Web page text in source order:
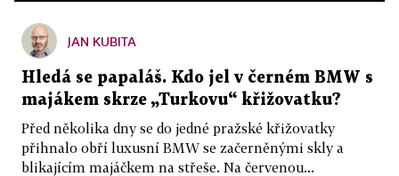
JAN KUBITA
Hledá se papaláš. Kdo jel v černém BMW s
majákem skrze „Turkovu“ křižovatku?
Před několika dny se do jedné pražské křižovatky
přihnalo obří luxusní BMW se začerněnými skly a
blikajícím majáčkem na střeše. Na červenou...